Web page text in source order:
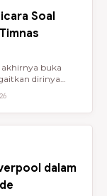
Soal
buka
dirinya
dalam